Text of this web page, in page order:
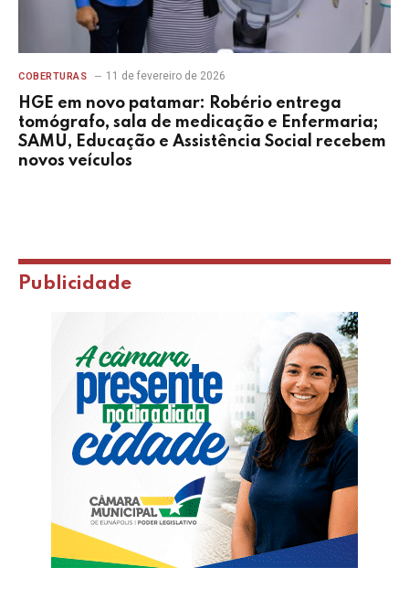
COBERTURAS 11 de fevereiro de 2026
HGE em novo patamar: Robério entrega
tomógrafo, sala de medicação e Enfermaria;
SAMU, Educação e Assistência Social recebem
novos veículos
Publicidade